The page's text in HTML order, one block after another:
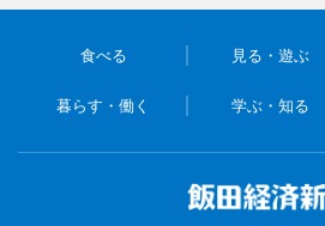
食べる 見る・遊ぶ
暮らす・働く 学ぶ・知る